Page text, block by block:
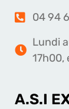
04 94
Lundi
17h00,
A.S.I